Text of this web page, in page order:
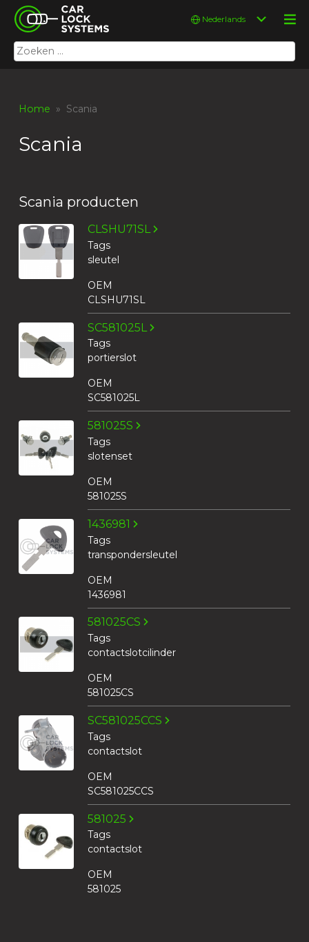
Skip
content
Car Lock Systems
Car Lock Systems
Zoeken
naar:
Kies
taal
Home » Scania
Scania
Scania producten
CLSHU71SL
Tags
sleutel
OEM
CLSHU71SL
SC581025L
Tags
portierslot
OEM
SC581025L
581025S
Tags
slotenset
OEM
581025S
1436981
Tags
transpondersleutel
OEM
1436981
581025CS
Tags
contactslotcilinder
OEM
581025CS
SC581025CCS
Tags
contactslot
OEM
SC581025CCS
581025
Tags
contactslot
OEM
581025